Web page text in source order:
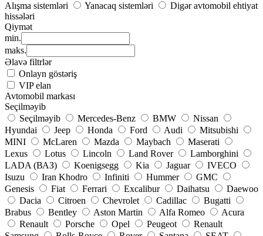
Alışma sistemləri
Yanacaq sistemləri
Digər avtomobil ehtiyat
hissələri
Qiymət
min.
maks.
Əlavə filtrlər
Onlayn göstəriş
VIP elan
Avtomobil markası
Seçilməyib
Seçilməyib
Mercedes-Benz BMW
Nissan
Hyundai
Jeep Honda Ford Audi
Mitsubishi
MINI
McLaren Mazda Maybach
Maserati
Lexus
Lotus Lincoln Land Rover
Lamborghini
LADA (ВАЗ)
Koenigsegg Kia Jaguar
IVECO
Isuzu
Iran Khodro Infiniti Hummer
GMC
Genesis
Fiat Ferrari Excalibur Daihatsu
Daewoo
Dacia
Citroen Chevrolet Cadillac
Bugatti
Brabus
Bentley Aston Martin Alfa Romeo
Acura
Renault
Porsche Opel Peugeot
Renault